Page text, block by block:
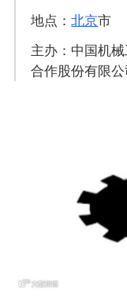
地点：北京市
主办：中国机
合作股份有限